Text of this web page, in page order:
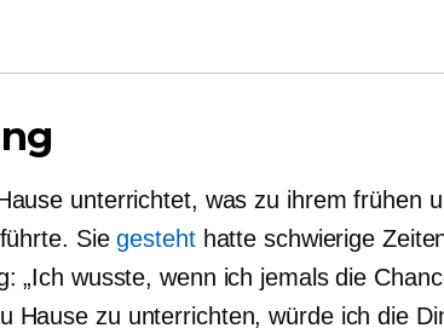
unterrichtet, was zu ihrem frühen
Siegestehthatte schwierige
„Ich wusste, wenn ich jemals die
Hause zu unterrichten, würde ich die